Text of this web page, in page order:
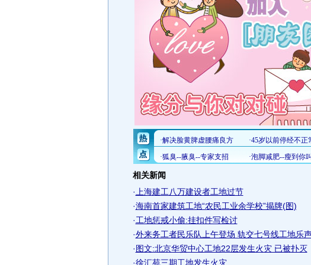
相关新闻
· 上海建工八万建设者工地过节
·海南首家建筑工地“农民工业余学校”揭牌(图)
·工地惩戒小偷:挂扣件写检讨
·外来务工者民乐队上午登场 轨交七号线工地乐
·图文:北京华贸中心工地22层发生火灾 已被扑灭
·徐汇苑三期工地发生火灾